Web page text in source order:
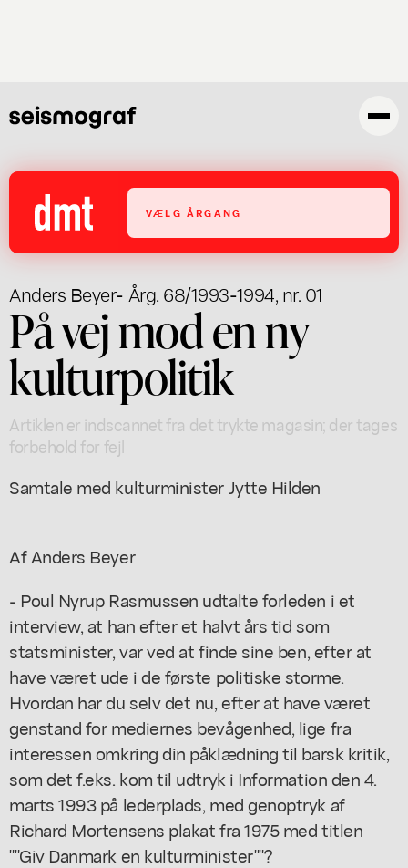
VÆLG ÅRGANG
Anders Beyer- Årg. 68/1993-1994, nr. 01
På vej mod en ny
kulturpolitik
Artiklen er indscannet fra det trykte magasin; der tages
forbehold for fejl
Samtale med kulturminister Jytte Hilden
Af Anders Beyer
- Poul Nyrup Rasmussen udtalte forleden i et
interview, at han efter et halvt års tid som
statsminister, var ved at finde sine ben, efter at
have været ude i de første politiske storme.
Hvordan har du selv det nu, efter at have været
genstand for mediernes bevågenhed, lige fra
interessen omkring din påklædning til barsk kritik,
som det f.eks. kom til udtryk i Information den 4.
marts 1993 på lederplads, med genoptryk af
Richard Mortensens plakat fra 1975 med titlen
""Giv Danmark en kulturminister""?